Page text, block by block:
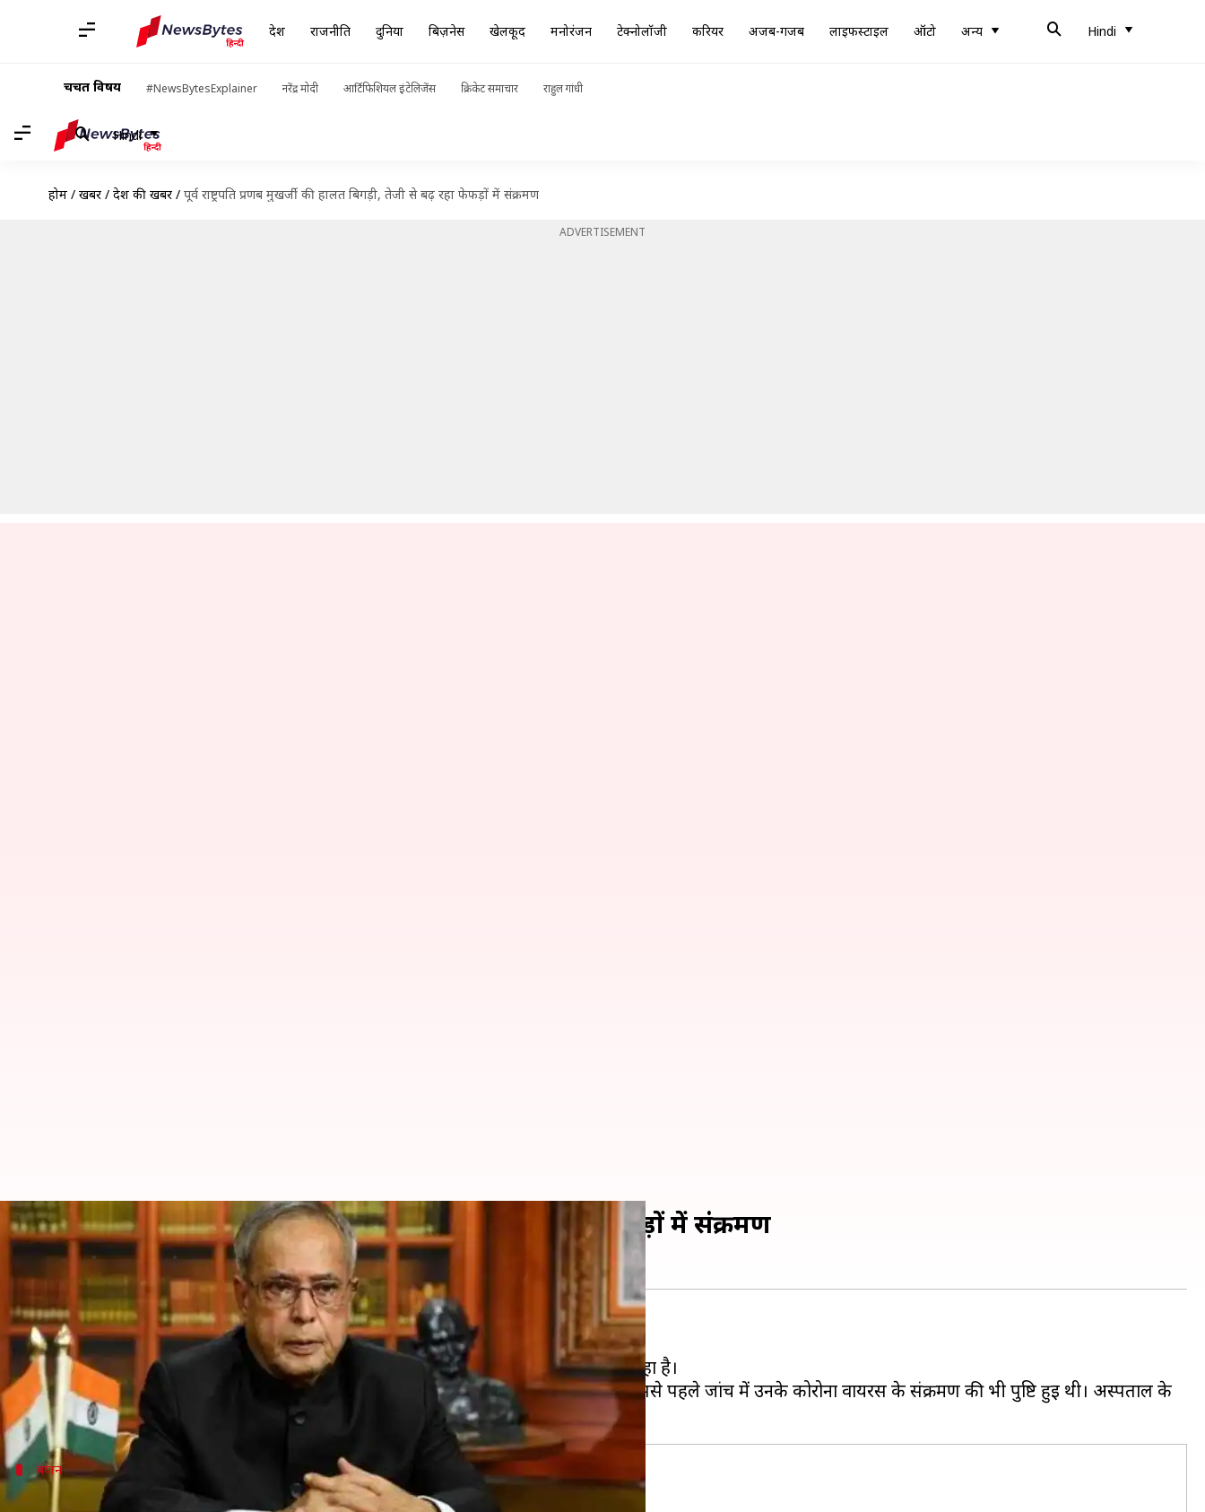
देश राजनीति दुनिया बिज़नेस खेलकूद मनोरंजन टेक्नोलॉजी करियर अजब-गजब लाइफस्टाइल ऑटो अन्य Hindi
चर्चित विषय #NewsBytesExplainer नरेंद्र मोदी आर्टिफिशियल इंटेलिजेंस क्रिकेट समाचार राहुल गांधी
Hindi
होम / खबरें / देश की खबरें / पूर्व राष्ट्रपति प्रणब मुखर्जी की हालत बिगड़ी, तेजी से बढ़ रहा फेफड़ों में संक्रमण
ADVERTISEMENT
पूर्व राष्ट्रपति प्रणब मुखर्जी की हालत बिगड़ी, तेजी से बढ़ रहा फेफड़ों में संक्रमण
भारत शर्मा Aug 19, 2020 03:32 pm
क्या है खबर?
पूर्व राष्ट्रपति और कांग्रेस के दिग्गज नेता प्रणब मुखर्जी हालत बुधवार को और अधिक बिगड़ गई है।
दिल्ली स्थित सेना के रिसर्च एंड रेफरल अस्पताल ने अनुसार उनके फेफड़ों का संक्रमण तेजी से बढ़ रहा है।
बता दें कि 84 वर्षीय मुखर्जी के मस्तिष्क में खून के थक्के जमने के बाद उनकी सर्जरी की गई थी। उससे पहले जांच में उनके कोरोना वायरस के संक्रमण की भी पुष्टि हुई थी। अस्पताल के
बयान
सेना के अस्पताल ने यह दिया बयान